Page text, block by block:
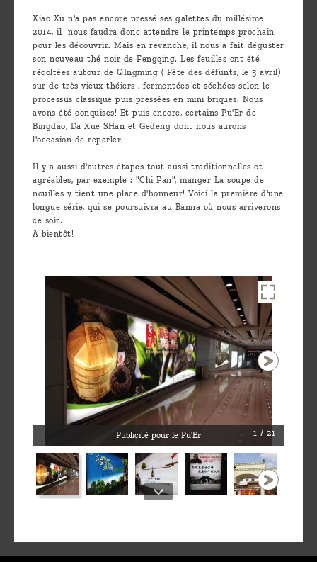
Xiao Xu n'a pas encore pressé ses galettes du millésime
2014, il nous faudra donc attendre le printemps prochain
pour les découvrir. Mais en revanche, il nous a fait déguster
son nouveau thé noir de Fengqing. Les feuilles ont été
récoltées autour de QIngming ( Fête des défunts, le 5 avril)
sur de très vieux théiers , fermentées et séchées selon le
processus classique puis pressées en mini briques. Nous
avons été conquises! Et puis encore, certains Pu'Er de
Bingdao, Da Xue SHan et Gedeng dont nous aurons
l'occasion de reparler.
Il y a aussi d'autres étapes tout aussi traditionnelles et
agréables, par exemple : "Chi Fan", manger La soupe de
nouilles y tient une place d'honneur! Voici la première d'une
longue série, qui se poursuivra au Banna où nous arriverons
ce soir.
A bientôt!
Publicité pour le Pu'Er 1 / 21